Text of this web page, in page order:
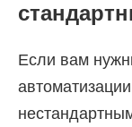
Если вам